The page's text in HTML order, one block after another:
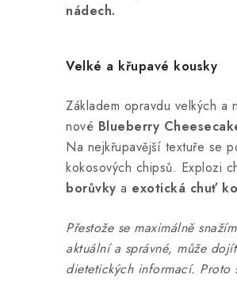
nádech.
Velké a křupavé kousky
Základem opravdu velkých a
nové Blueberry
Na nejkřupavější textuře se
kokosových chipsů. Explozi
borůvky a exotická chuť
Přestože se maximálně
aktuální a správné, může
dietetických informací. Proto